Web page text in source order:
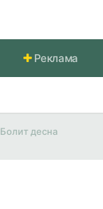
Реклама
Болит десна